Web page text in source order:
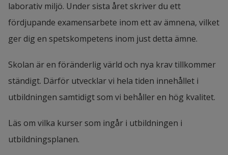
laborativ miljö. Under sista året skriver du ett
fördjupande examensarbete inom ett av ämnena, vilket
ger dig en spetskompetens inom just detta ämne.
Skolan är en föränderlig värld och nya krav tillkommer
ständigt. Därför utvecklar vi hela tiden innehållet i
utbildningen samtidigt som vi behåller en hög kvalitet.
Läs om vilka kurser som ingår i utbildningen i
utbildningsplanen.